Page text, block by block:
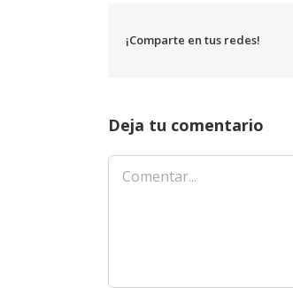
¡Comparte en tus redes!
Deja tu comentario
Comentar